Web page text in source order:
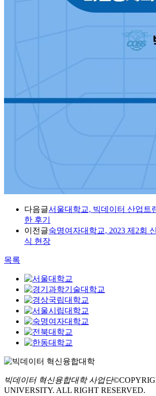
다음글서울대학교, 빅데이터 산업트
한 후기
이전글숙명여자대학교, 2023 제2회
식 현장
목록
빅데이터 혁신융합대학 사업단
UNIVERSITY. ALL RIGHT RESERVED.